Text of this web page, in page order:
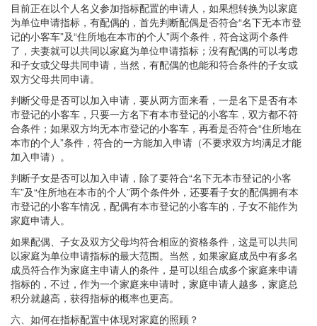
目前正在以个人名义参加指标配置的申请人，如果想转换为以家庭
为单位申请指标，有配偶的，首先判断配偶是否符合“名下无本市登
记的小客车”及“住所地在本市的个人”两个条件，符合这两个条件
了，夫妻就可以共同以家庭为单位申请指标；没有配偶的可以考虑
和子女或父母共同申请，当然，有配偶的也能和符合条件的子女或
双方父母共同申请。
判断父母是否可以加入申请，要从两方面来看，一是名下是否有本
市登记的小客车，只要一方名下有本市登记的小客车，双方都不符
合条件；如果双方均无本市登记的小客车，再看是否符合“住所地在
本市的个人”条件，符合的一方能加入申请（不要求双方均满足才能
加入申请）。
判断子女是否可以加入申请，除了要符合“名下无本市登记的小客
车”及“住所地在本市的个人”两个条件外，还要看子女的配偶拥有本
市登记的小客车情况，配偶有本市登记的小客车的，子女不能作为
家庭申请人。
如果配偶、子女及双方父母均符合相应的资格条件，这是可以共同
以家庭为单位申请指标的最大范围。当然，如果家庭成员中有多名
成员符合作为家庭主申请人的条件，是可以组合成多个家庭来申请
指标的，不过，作为一个家庭来申请时，家庭申请人越多，家庭总
积分就越高，获得指标的概率也更高。
六、如何在指标配置中体现对家庭的照顾？